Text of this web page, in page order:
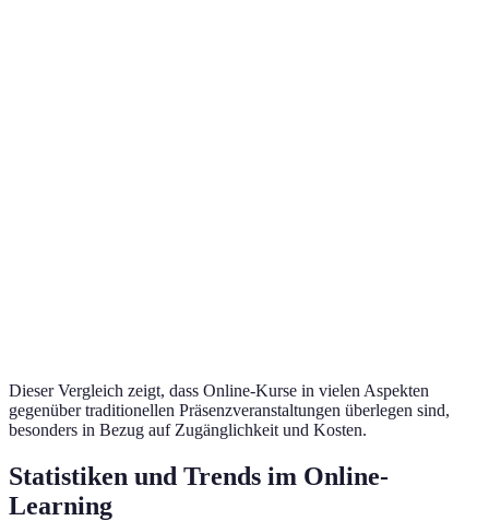
Dieser Vergleich zeigt, dass Online-Kurse in vielen Aspekten
gegenüber traditionellen Präsenzveranstaltungen überlegen sind,
besonders in Bezug auf Zugänglichkeit und Kosten.
Statistiken und Trends im Online-
Learning